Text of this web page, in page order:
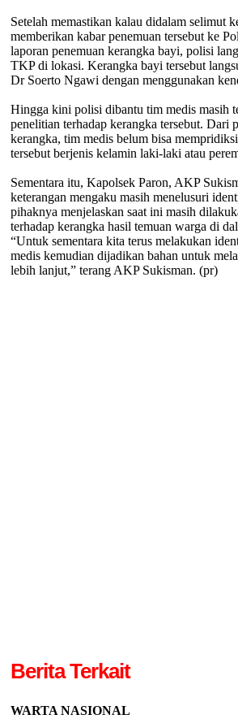
Setelah memastikan kalau didalam selimut
memberikan kabar penemuan tersebut ke
laporan penemuan kerangka bayi, polisi
TKP di lokasi. Kerangka bayi tersebut
Dr Soerto Ngawi dengan menggunakan
Hingga kini polisi dibantu tim medis masih
penelitian terhadap kerangka tersebut. Dari
kerangka, tim medis belum bisa
tersebut berjenis kelamin laki-laki atau
Sementara itu, Kapolsek Paron, AKP
keterangan mengaku masih menelusuri
pihaknya menjelaskan saat ini masih
terhadap kerangka hasil temuan warga di
“Untuk sementara kita terus melakukan
medis kemudian dijadikan bahan untuk
lebih lanjut,” terang AKP Sukisman. (pr)
Berita Terkait
WARTA NASIONAL